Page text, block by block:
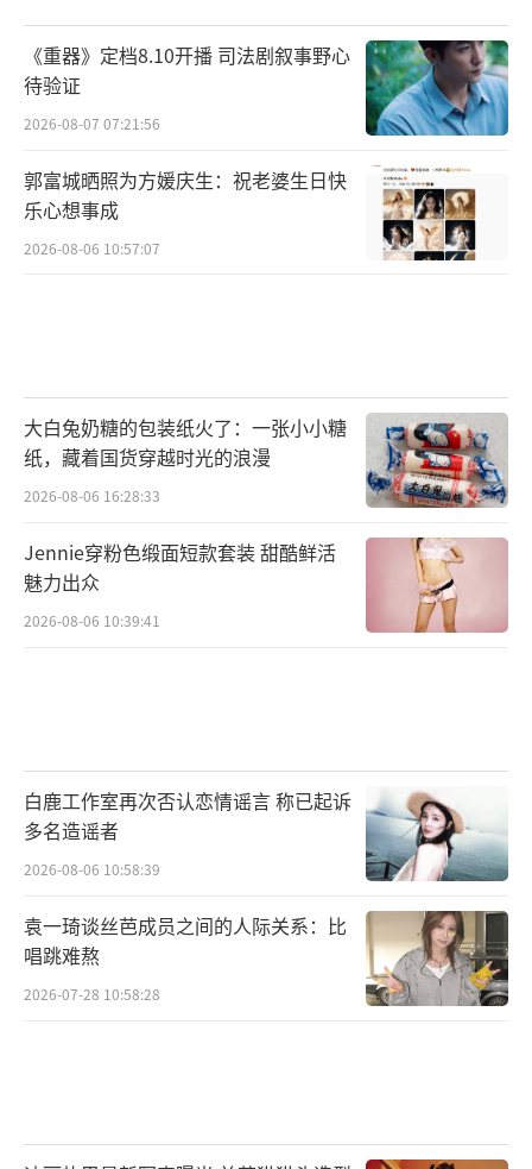
《重器》定档8.10开播 司法剧叙事野心
待验证
2026-08-07 07:21:56
郭富城晒照为方媛庆生：祝老婆生日快
乐心想事成
2026-08-06 10:57:07
大白兔奶糖的包装纸火了：一张小小糖
纸，藏着国货穿越时光的浪漫
2026-08-06 16:28:33
Jennie穿粉色缎面短款套装 甜酷鲜活
魅力出众
2026-08-06 10:39:41
白鹿工作室再次否认恋情谣言 称已起诉
多名造谣者
2026-08-06 10:58:39
袁一琦谈丝芭成员之间的人际关系：比
唱跳难熬
2026-07-28 10:58:28